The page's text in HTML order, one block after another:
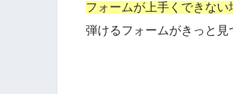
フォームが上手くできない
弾けるフォームがきっと見